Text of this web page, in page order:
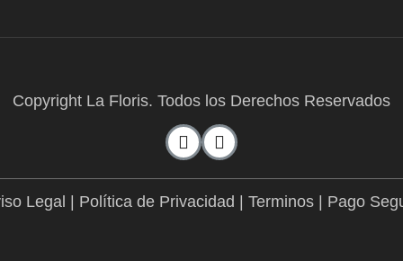
Copyright La Floris. Todos los Derechos Reservados
Legal | Política de Privacidad | Terminos| Pago